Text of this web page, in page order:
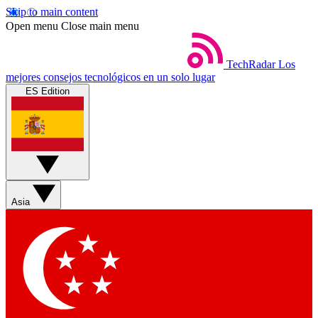
Skip to main content
Open menu Close main menu
TechRadar Los
mejores consejos tecnológicos en un solo lugar
ES Edition
Asia